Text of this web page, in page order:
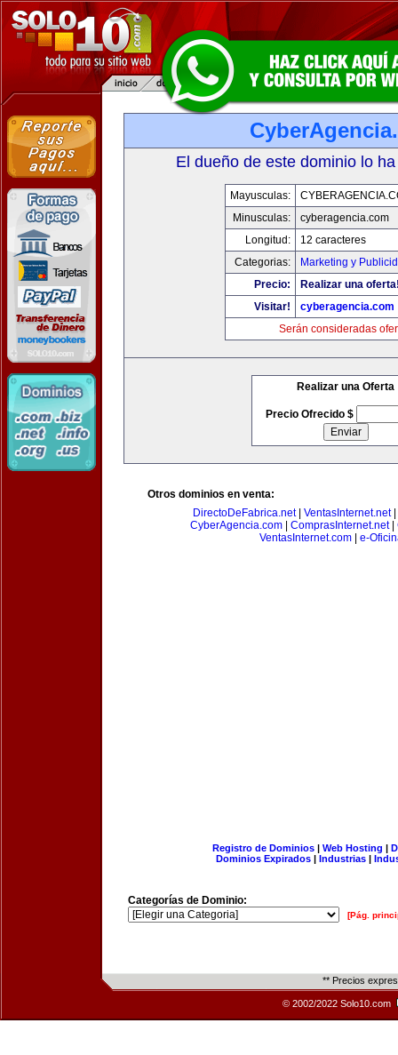
El dueño de este dominio lo
Mayusculas:
Minusculas:
cyberagencia.com
Longitud:
12 caracteres
Categorias:
Marketing y
Precio:
Realizar una
Visitar!
cyberagencia.com
Serán consideradas
Realizar una Oferta
Precio Ofrecido $
Otros dominios en venta:
DirectoDeFabrica.net| VentasInternet.net|
CyberAgencia.com| ComprasInternet.net|
VentasInternet.com
e-
Registro de Dominios| Web Hosting |
Dominios Expirados | Industrias |
Categorías de Dominio:
[Pág.
** Precios
© 2002/2022 Solo10.com